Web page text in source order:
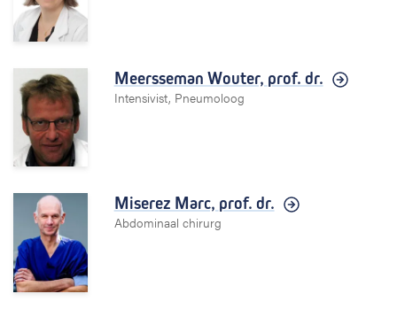
Meersseman Wouter, prof. dr.
Intensivist, Pneumoloog
Miserez Marc, prof. dr.
Abdominaal chirurg